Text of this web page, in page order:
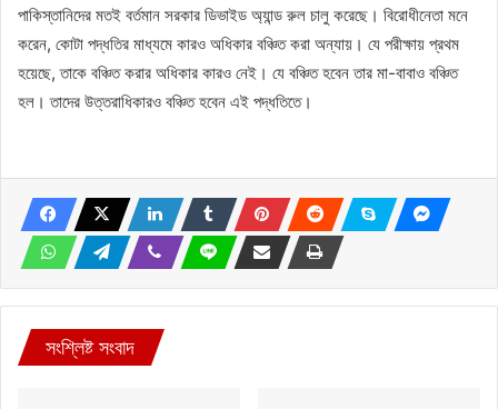
পাকিস্তানিদের মতই বর্তমান সরকার ডিভাইড অ্যান্ড রুল চালু করেছে। বিরোধীনেতা মনে
করেন, কোটা পদ্ধতির মাধ্যমে কারও অধিকার বঞ্চিত করা অন্যায়। যে পরীক্ষায় প্রথম
হয়েছে, তাকে বঞ্চিত করার অধিকার কারও নেই। যে বঞ্চিত হবেন তার মা-বাবাও বঞ্চিত
হল। তাদের উত্তরাধিকারও বঞ্চিত হবেন এই পদ্ধতিতে।
সংশ্লিষ্ট সংবাদ